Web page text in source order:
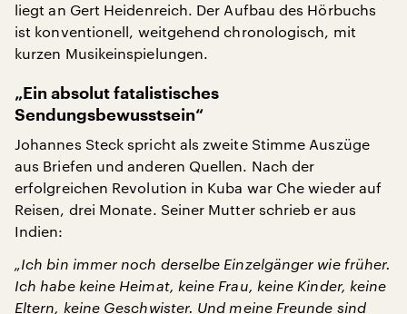
liegt an Gert Heidenreich. Der Aufbau des Hörbuchs
ist konventionell, weitgehend chronologisch, mit
kurzen Musikeinspielungen.
„Ein absolut fatalistisches
Sendungsbewusstsein“
Johannes Steck spricht als zweite Stimme Auszüge
aus Briefen und anderen Quellen. Nach der
erfolgreichen Revolution in Kuba war Che wieder auf
Reisen, drei Monate. Seiner Mutter schrieb er aus
Indien:
„Ich bin immer noch derselbe Einzelgänger wie früher.
Ich habe keine Heimat, keine Frau, keine Kinder, keine
Eltern, keine Geschwister. Und meine Freunde sind